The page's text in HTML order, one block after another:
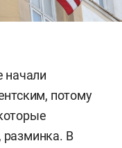
начали
потому
разминка. В